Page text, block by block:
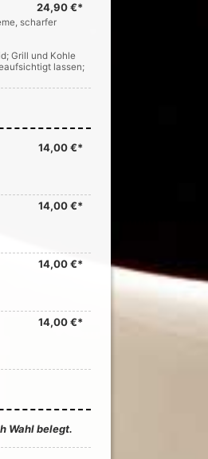
24,90 €*
scharfer
Grill und Kohle
lassen;
14,00 €*
14,00 €*
14,00 €*
14,00 €*
Wahl belegt.